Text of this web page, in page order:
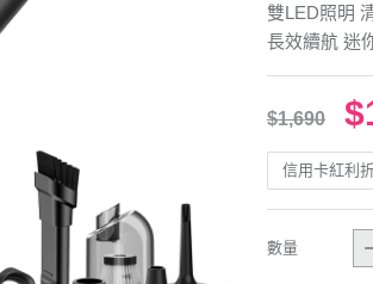
雙LED照明
長效續航 迷
$1,690
信用卡紅利
數量